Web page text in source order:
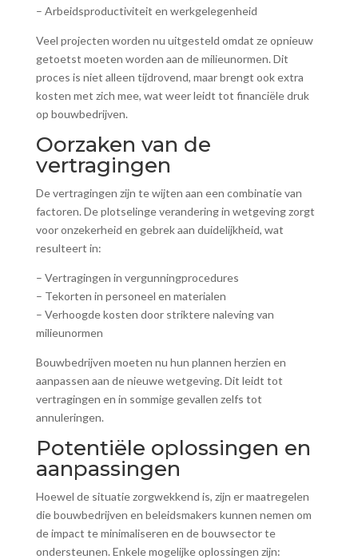
– Arbeidsproductiviteit en werkgelegenheid
Veel projecten worden nu uitgesteld omdat ze opnieuw
getoetst moeten worden aan de milieunormen. Dit
proces is niet alleen tijdrovend, maar brengt ook extra
kosten met zich mee, wat weer leidt tot financiële druk
op bouwbedrijven.
Oorzaken van de
vertragingen
De vertragingen zijn te wijten aan een combinatie van
factoren. De plotselinge verandering in wetgeving zorgt
voor onzekerheid en gebrek aan duidelijkheid, wat
resulteert in:
– Vertragingen in vergunningprocedures
– Tekorten in personeel en materialen
– Verhoogde kosten door striktere naleving van
milieunormen
Bouwbedrijven moeten nu hun plannen herzien en
aanpassen aan de nieuwe wetgeving. Dit leidt tot
vertragingen en in sommige gevallen zelfs tot
annuleringen.
Potentiële oplossingen en
aanpassingen
Hoewel de situatie zorgwekkend is, zijn er maatregelen
die bouwbedrijven en beleidsmakers kunnen nemen om
de impact te minimaliseren en de bouwsector te
ondersteunen. Enkele mogelijke oplossingen zijn: